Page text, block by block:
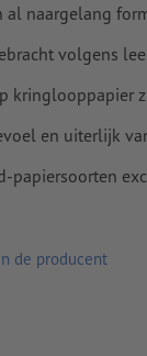
al naargelang
volgens
kringlooppapier
en uiterlijk
papiersoorten
de producent